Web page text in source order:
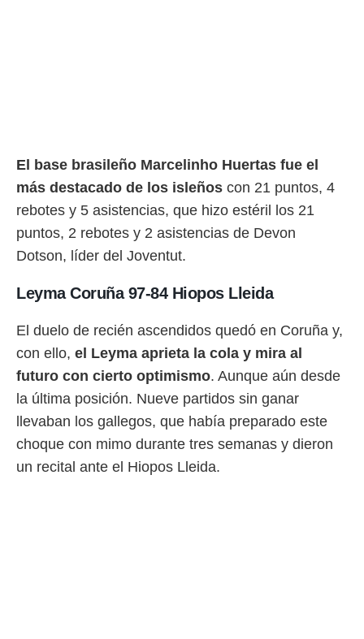
medir el
el
de
o a través
uso de
e
publicidad
El base brasileño Marcelinho Huertas fue el
más destacado de los isleños con 21 puntos, 4
rebotes y 5 asistencias, que hizo estéril los 21
puntos, 2 rebotes y 2 asistencias de Devon
Dotson, líder del Joventut.
Leyma Coruña 97-84 Hiopos Lleida
El duelo de recién ascendidos quedó en Coruña y,
con ello, el Leyma aprieta la cola y mira al
futuro con cierto optimismo. Aunque aún desde
la última posición. Nueve partidos sin ganar
llevaban los gallegos, que había preparado este
choque con mimo durante tres semanas y dieron
un recital ante el Hiopos Lleida.